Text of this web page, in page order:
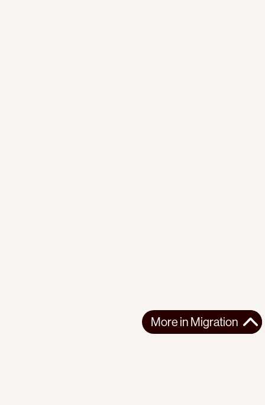
More in Migration